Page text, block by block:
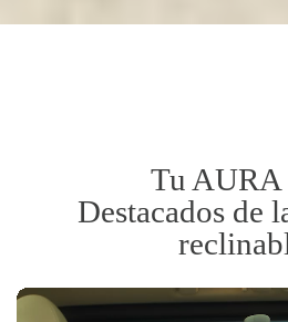
Tu AURA
Destacados de